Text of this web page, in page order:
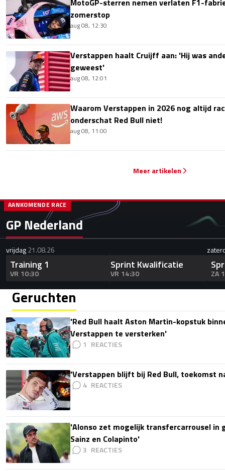
MotoGP-sterren nemen verlaten F1-
zomerstop
aug 08, 12:30
Verstappen haalt Cruijff aan: 'Hij was
geweest'
aug 08, 12:01
Waarom Verstappen in 2026 nog altijd
onderschat Red Bull niet!
aug 08, 11:00
Meer artikelen
GP Nederland
AANKOMENDE RACE
vrijdag21.08.26
Training 1
VR 10:30
Sprint Kwalificatie
VR 14:30 ZA
Geruchten
'Red Bull haalt Aston Martin-kopstuk
Verstappen te versterken'
1
'Verstappen blijft bij Red Bull, toekomst
4
'Alonso zet mogelijk transfercarrousel in
Sainz en Colapinto'
3